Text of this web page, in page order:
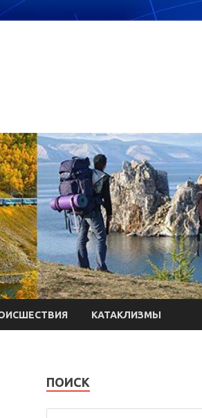
КАТАКЛИЗМЫ
ПОИСК